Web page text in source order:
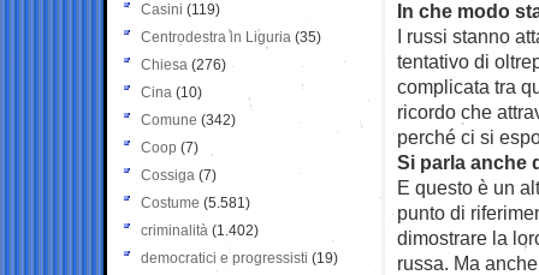
In che modo
I russi stanno
tentativo di
complicata tra
ricordo che
perché ci si
Si parla anche
E questo è un
punto di
dimostrare la
russa. Ma
Casini (119)
Centrodestra in Liguria (35)
Chiesa (276)
Cina (10)
Comune (342)
Coop (7)
Cossiga (7)
Costume (5.581)
criminalità (1.402)
democratici e progressisti (19)